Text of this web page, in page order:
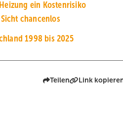
ein Kostenrisiko
chancenlos
1998 bis 2025
Teilen Link